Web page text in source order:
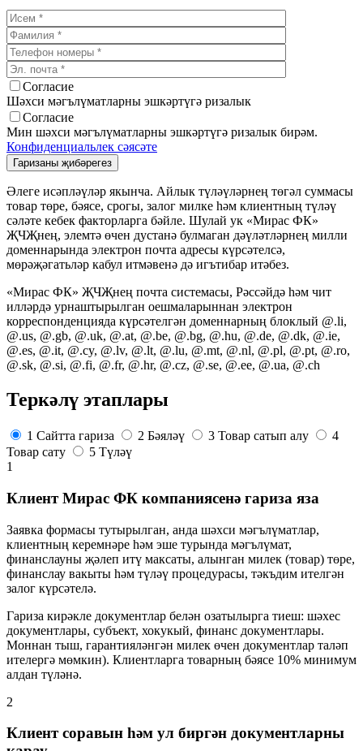
Согласие
Шәхси мәгълүматларны эшкәртүгә ризалык
Согласие
Мин шәхси мәгълүматларны эшкәртүгә ризалык бирәм.
Конфиденциальлек сәясәте
Әлеге исәпләүләр якынча. Айлык түләүләрнең төгәл суммасы
товар төре, бәясе, срогы, залог милке һәм клиентның түләү
сәләте кебек факторларга бәйле. Шулай ук «Мирас ФК»
ҖЧҖнең, элемтә өчен дустанә булмаган дәүләтләрнең милли
доменнарында электрон почта адресы күрсәтелсә,
мөрәҗәгатьләр кабул итмәвенә дә игътибар итәбез.
«Мирас ФК» ҖЧҖнең почта системасы, Рәссәйдә һәм чит
илләрдә урнаштырылган оешмаларыннан электрон
корреспонденцияда күрсәтелгән доменнарның блоклый @.li,
@.us, @.gb, @.uk, @.at, @.be, @.bg, @.hu, @.de, @.dk, @.ie,
@.es, @.it, @.cy, @.lv, @.lt, @.lu, @.mt, @.nl, @.pl, @.pt, @.ro,
@.sk, @.si, @.fi, @.fr, @.hr, @.cz, @.se, @.ee, @.ua, @.ch
Теркәлү этаплары
1 Сайтта гариза 2 Бәяләү 3 Товар сатып алу
4
Товар сату
5 Түләү
1
Клиент Мирас ФК компаниясенә гариза яза
Заявка формасы тутырылган, анда шәхси мәгълүматлар,
клиентның керемнәре һәм эше турында мәгълүмат,
финанслауны җәлеп итү максаты, алынган милек (товар) төре,
финанслау вакыты һәм түләү процедурасы, тәкъдим ителгән
залог күрсәтелә.
Гариза кирәкле документлар белән озатылырга тиеш: шәхес
документлары, субъект, хокукый, финанс документлары.
Моннан тыш, гарантияләнгән милек өчен документлар таләп
ителергә мөмкин). Клиентларга товарның бәясе 10% минимум
алдан түләнә.
2
Клиент соравын һәм ул биргән документларны